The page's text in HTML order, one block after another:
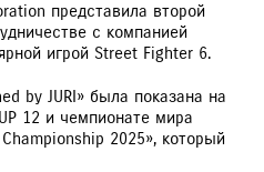
представила второй
с компанией
игрой Street Fighter 6.
by JURI» была показана на
12 и чемпионате мира
2025», который